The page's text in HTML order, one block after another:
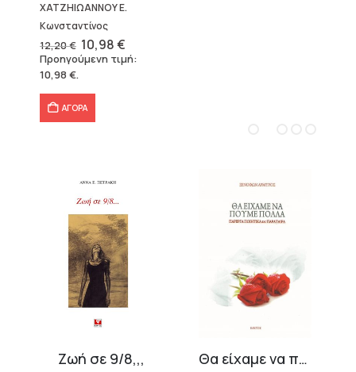
ΧΑΤΖΗΙΩΑΝΝΟΥ Ε.
Κωνσταντίνος
12,20€ Original
price
was:
10,98€Η
τρέχουσα
τιμή
Προηγούμενη τιμή:
10,98 €.
ΑΓΟΡΑ
Ζωή σε 9/8,,, Θα είχαμε να πούμε πολλά